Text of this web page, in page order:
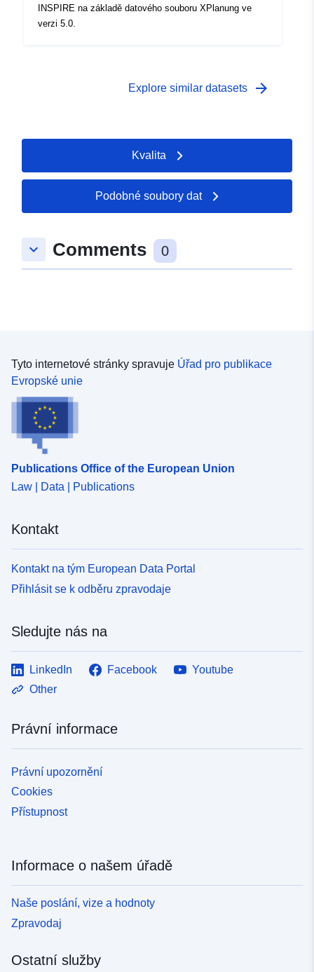
INSPIRE na základě datového souboru XPlanung ve
verzi 5.0.
Explore similar datasets arrow_forward
Kvalita
Podobné soubory dat
keyboard_arrow_down Comments 0
Tyto internetové stránky spravuje Úřad pro publikace
Evropské unie
Publications Office of the European Union
Law | Data | Publications
Kontakt
Kontakt na tým European Data Portal
Přihlásit se k odběru zpravodaje
Sledujte nás na
LinkedIn Facebook
Youtube
Other
Právní informace
Právní upozornění
Cookies
Přístupnost
Informace o našem úřadě
Naše poslání, vize a hodnoty
Zpravodaj
Ostatní služby